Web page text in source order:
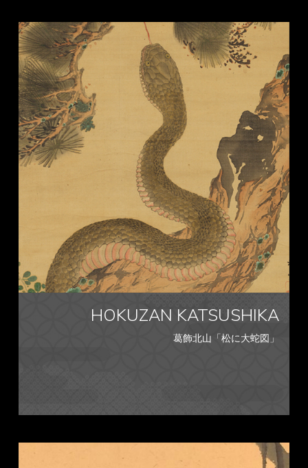
HOKUZAN KATSUSHIKA
葛飾北山「松に大蛇図」